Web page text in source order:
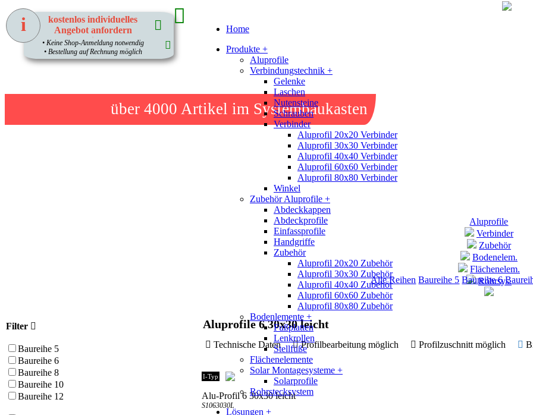
über 4000 Artikel im Systembaukasten
Home
Produkte +
Aluprofile
Verbindungstechnik +
Gelenke
Laschen
Nutensteine
Schrauben
Verbinder
Aluprofil 20x20 Verbinder
Aluprofil 30x30 Verbinder
Aluprofil 40x40 Verbinder
Aluprofil 60x60 Verbinder
Aluprofil 80x80 Verbinder
Winkel
Zubehör Aluprofile +
Abdeckkappen
Abdeckprofile
Einfassprofile
Handgriffe
Zubehör
Aluprofil 20x20 Zubehör
Aluprofil 30x30 Zubehör
Aluprofil 40x40 Zubehör
Aluprofil 60x60 Zubehör
Aluprofil 80x80 Zubehör
Bodenlemente +
Fußplatten
Lenkrollen
Stellfüße
Flächenelemente
Solar Montagesysteme +
Solarprofile
Rohrstecksystem
Lösungen +
Aluprofile
Verbinder
Zubehör
Bodenelem.
Flächenelem.
Rohrsys.
Alle Reihen Baureihe 5 Baureihe 6
Aluprofile 6 30x30 leicht
Technische Daten Profilbearbeitung möglich Profilzuschnitt möglich
Alu-Profil 6 30x30 leicht
S1063030L
I-Typ
Filter
Baureihe 5
Baureihe 6
Baureihe 8
Baureihe 10
Baureihe 12
kostenlos individuelles
Angebot anfordern
1
• Keine Shop-Anmeldung notwendig
• Bestellung auf Rechnung möglich
i